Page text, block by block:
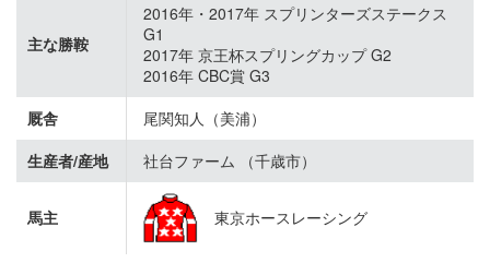
主な勝鞍
2016年・2017年 スプリンターズステークス
G1
2017年 京王杯スプリングカップ G2
2016年 CBC賞 G3
厩舎
尾関知人（美浦）
生産者/産地
社台ファーム （千歳市）
馬主 東京ホースレーシング